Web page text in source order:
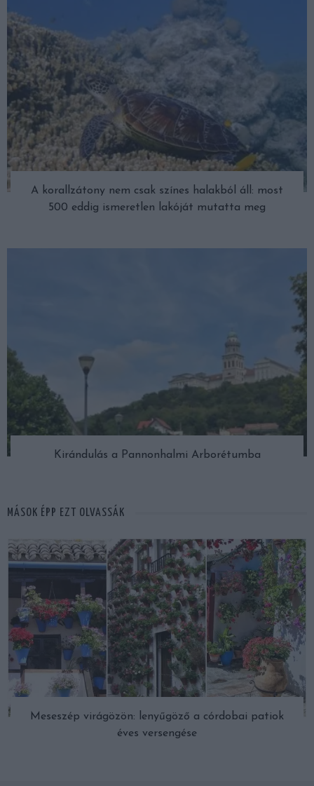
A korallzátony nem csak színes halakból áll: most
500 eddig ismeretlen lakóját mutatta meg
Kirándulás a Pannonhalmi Arborétumba
MÁSOK ÉPP EZT OLVASSÁK
Meseszép virágözön: lenyűgöző a córdobai patiok
éves versengése